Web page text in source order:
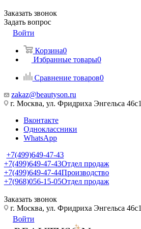
Заказать звонок
Задать вопрос
Войти
Корзина0
Избранные товары0
Сравнение товаров0
zakaz@beautyson.ru
г. Москва, ул. Фридриха Энгельса 46с1
Вконтакте
Одноклассники
WhatsApp
+7(499)649-47-43
+7(499)649-47-43Отдел продаж
+7(499)649-47-44Производство
+7(968)056-15-05Отдел продаж
Заказать звонок
г. Москва, ул. Фридриха Энгельса 46с1
Войти